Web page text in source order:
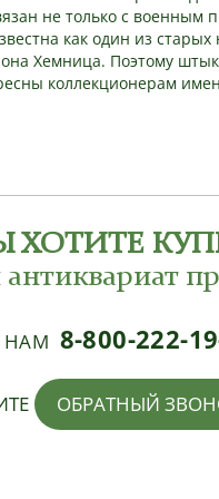
не только с военным
как один из
Хемница. Поэтому
коллекционерам
ХОТИТЕ
НАМ 8-800-222-
ОБРАТНЫЙ